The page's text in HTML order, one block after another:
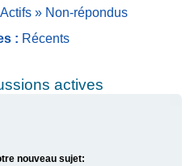
Actifs » Non-répondus
: Récents
actives
nouveau sujet: